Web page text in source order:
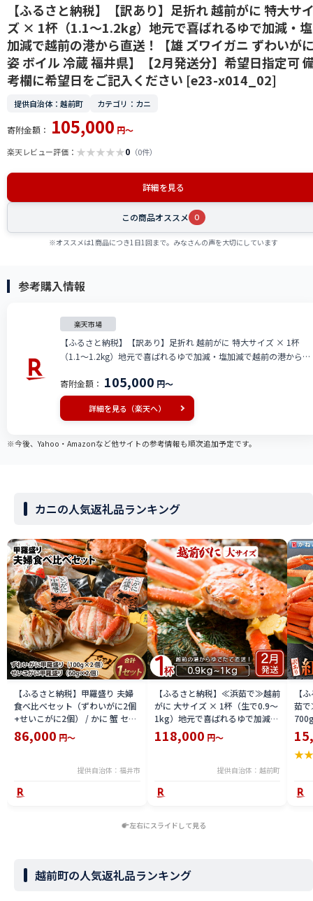
【ふるさと納税】【訳あり】足折れ 越前がに 特大サ
ズ × 1杯（1.1〜1.2kg）地元で喜ばれるゆで加減・塩
加減で越前の港から直送！【雄 ズワイガニ ずわいが
姿 ボイル 冷蔵 福井県】【2月発送分】希望日指定可
考欄に希望日をご記入ください [e23-x014_02]
提供自治体：越前町 カテゴリ：カニ
寄附金額： 105,000 円～
楽天レビュー評価： ★★★★★0 （0件）
詳細を見る
この商品オススメ 0
※オススメは1商品につき1日1回まで。みなさんの声を大切にしています
参考購入情報
楽天市場
【ふるさと納税】【訳あり】足折れ 越前がに 特大サイズ × 1杯
（1.1〜1.2kg）地元で喜ばれるゆで加減・塩加減で越前の港から直
分】希望日指定可 備考欄に希望日をご記入ください [e23-x014_02]
寄附金額： 105,000 円～
詳細を見る（楽天へ）
※今後、Yahoo・Amazonなど他サイトの参考情報も順次追加予定です。
カニの人気返礼品ランキング
【ふるさと納税】甲羅盛り 夫婦
食べ比べセット（ずわいがに2個
+せいこがに2個） / かに 蟹 セイ
コ ずわい ズワイ 内子 外子 国産
冷凍 冬 冬の味覚 珍味 グルメ 国
86,000 円～
提供自治体：福井市
【ふるさと納税】≪浜茹で≫越前
がに 大サイズ × 1杯（生で0.9〜
1kg）地元で喜ばれるゆで加減・
塩加減で越前の港から直送！【雄
ズワイガニ ずわいがに 越前ガニ
送分】希望日指定可 備考欄に希
x004_02]
118,000 円～
提供自治体：越前町
【
茹
付
ボ
分
★
左右にスライドして見る
越前町の人気返礼品ランキング